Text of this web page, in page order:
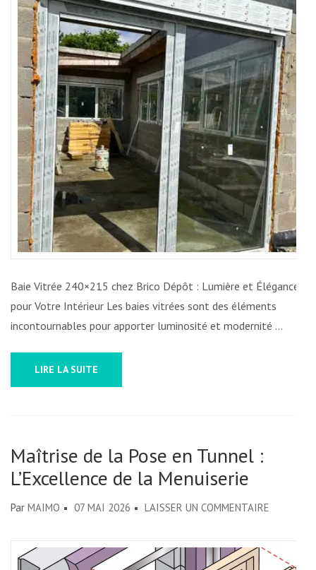
240×215
CHEZ
BRICO
DÉPÔT
:
ET
ÉLÉGANCE
POUR
VOTRE
Baie Vitrée 240×215 chez Brico Dépôt : Lumière et Élégance
pour Votre Intérieur Les baies vitrées sont des éléments
incontournables pour apporter luminosité et modernité …
LIRE LA SUITE
Maîtrise de la Pose en Tunnel :
L’Excellence de la Menuiserie
Par MAIMO 07 MAI 2026 LAISSER UN COMMENTAIRE